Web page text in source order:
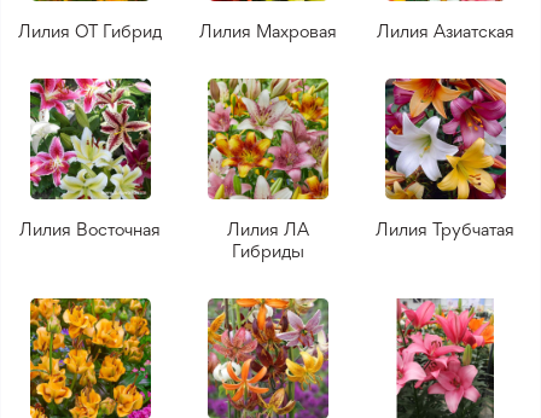
Лилия ОТ Гибрид Лилия Махровая Лилия Азиатская
Лилия Восточная
Лилия ЛА
Гибриды
Лилия Трубчатая